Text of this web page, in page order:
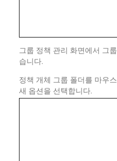
그룹 정책 관리 화면에서 그
습니다.
정책 개체 그룹 폴더를 마우
새 옵션을 선택합니다.